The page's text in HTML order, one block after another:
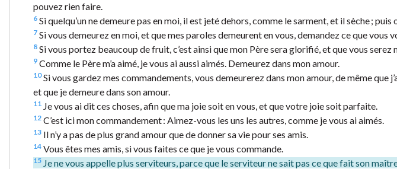
pouvez rien faire.
6 Si quelqu’un ne demeure pas en moi, il est jeté dehors, comme le sarment, et il sèche ;
7 Si vous demeurez en moi, et que mes paroles demeurent en vous, demandez ce que vous
8 Si vous portez beaucoup de fruit, c’est ainsi que mon Père sera glorifié, et que vous serez
9 Comme le Père m’a aimé, je vous ai aussi aimés. Demeurez dans mon amour.
10Si vous gardez mes commandements, vous demeurerez dans mon amour, de même que
et que je demeure dans son amour.
11 Je vous ai dit ces choses, afin que ma joie soit en vous, et que votre joie soit parfaite.
12 C’est ici mon commandement : Aimez-vous les uns les autres, comme je vous ai aimés.
13 Il n’y a pas de plus grand amour que de donner sa vie pour ses amis.
14 Vous êtes mes amis, si vous faites ce que je vous commande.
15 Je ne vous appelle plus serviteurs, parce que le serviteur ne sait pas ce que fait son